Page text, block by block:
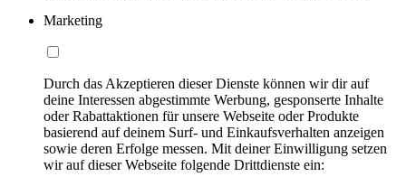
Marketing
Durch das Akzeptieren dieser Dienste können wir dir auf
deine Interessen abgestimmte Werbung, gesponserte Inhalte
oder Rabattaktionen für unsere Webseite oder Produkte
basierend auf deinem Surf- und Einkaufsverhalten anzeigen
sowie deren Erfolge messen. Mit deiner Einwilligung setzen
wir auf dieser Webseite folgende Drittdienste ein: